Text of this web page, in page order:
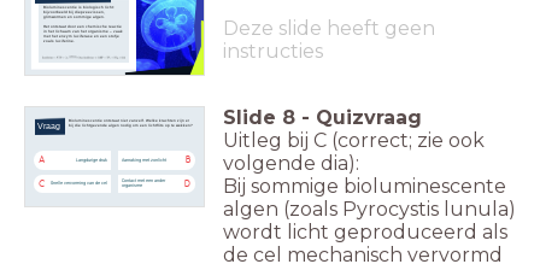
Bioluminescentie is biologisch licht:
bijvoorbeeld bij diepzeevissen,
glimwormen en sommige algen.
Het ontstaat door een chemische reactie
in het lichaam van het organisme – vaak
met het enzym luciferase en een stofje
zoals luciferine.
Deze slide heeft geen
instructies
Vraag
Bioluminescentie ontstaat niet vanzelf. Welke krachten zijn er
bij die lichtgevende algen nodig om een lichtflits op te wekken?
A Langdurige druk B
Aanraking met zonlicht
C Snelle vervorming van de cel D
Contact met een ander
organisme
Slide 8 - Quizvraag
Uitleg bij C (correct; zie ook
volgende dia):
Bij sommige bioluminescente
algen (zoals Pyrocystis lunula)
wordt licht geproduceerd als
de cel mechanisch vervormd